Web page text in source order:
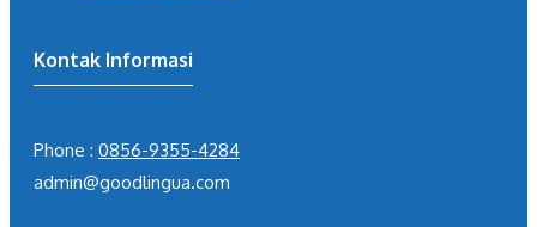
Kontak Informasi
Phone : 0856-9355-4284
admin@goodlingua.com